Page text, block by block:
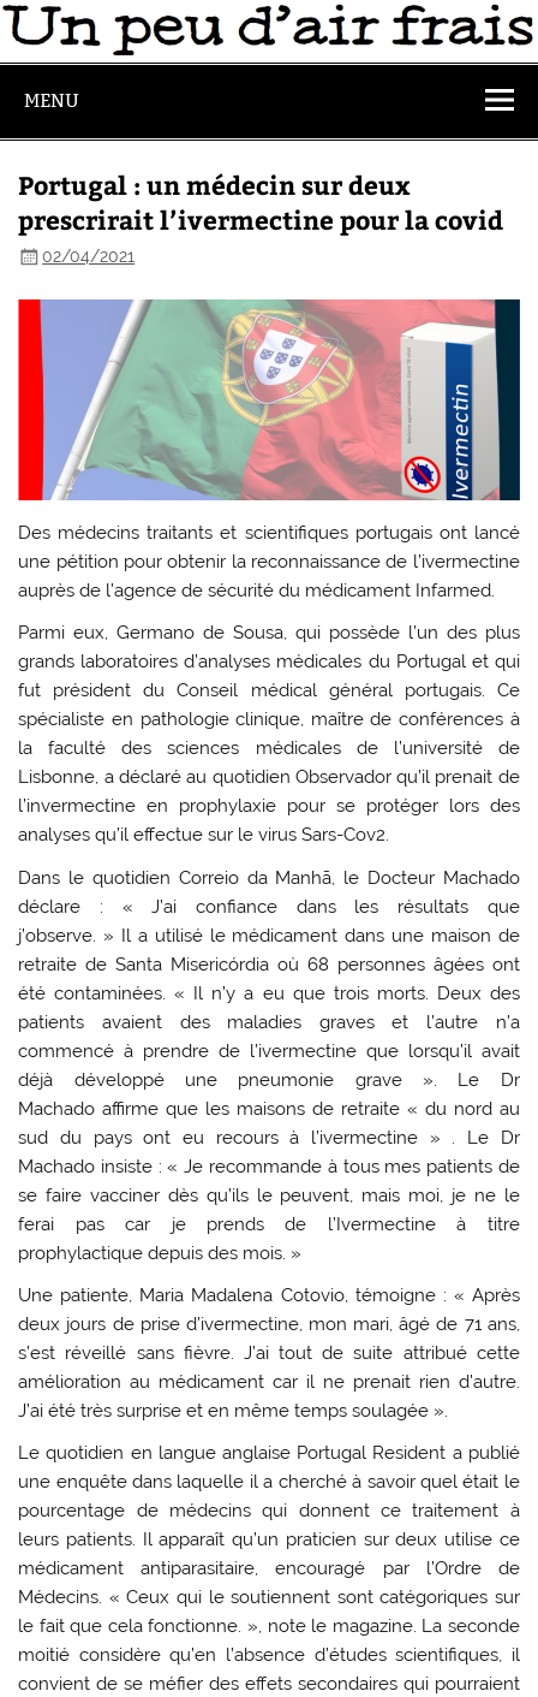
MENU
Portugal : un médecin sur deux
prescrirait l’ivermectine pour la covid
02/04/2021
Des médecins traitants et scientifiques portugais ont lancé
une pétition pour obtenir la reconnaissance de l’ivermectine
auprès de l’agence de sécurité du médicament Infarmed.
Parmi eux, Germano de Sousa, qui possède l’un des plus
grands laboratoires d’analyses médicales du Portugal et qui
fut président du Conseil médical général portugais. Ce
spécialiste en pathologie clinique, maître de conférences à
la faculté des sciences médicales de l’université de
Lisbonne, a déclaré au quotidien Observador qu’il prenait de
l’invermectine en prophylaxie pour se protéger lors des
analyses qu’il effectue sur le virus Sars-Cov2.
Dans le quotidien Correio da Manhã, le Docteur Machado
déclare : « J’ai confiance dans les résultats que
j’observe. » Il a utilisé le médicament dans une maison de
retraite de Santa Misericórdia où 68 personnes âgées ont
été contaminées. « Il n’y a eu que trois morts. Deux des
patients avaient des maladies graves et l’autre n’a
commencé à prendre de l’ivermectine que lorsqu’il avait
déjà développé une pneumonie grave ». Le Dr
Machado affirme que les maisons de retraite « du nord au
sud du pays ont eu recours à l’ivermectine » . Le Dr
Machado insiste : « Je recommande à tous mes patients de
se faire vacciner dès qu’ils le peuvent, mais moi, je ne le
ferai pas car je prends de l’Ivermectine à titre
prophylactique depuis des mois. »
Une patiente, Maria Madalena Cotovio, témoigne : « Après
deux jours de prise d’ivermectine, mon mari, âgé de 71 ans,
s’est réveillé sans fièvre. J’ai tout de suite attribué cette
amélioration au médicament car il ne prenait rien d’autre.
J’ai été très surprise et en même temps soulagée ».
Le quotidien en langue anglaise Portugal Resident a publié
une enquête dans laquelle il a cherché à savoir quel était le
pourcentage de médecins qui donnent ce traitement à
leurs patients. Il apparaît qu’un praticien sur deux utilise ce
médicament antiparasitaire, encouragé par l’Ordre de
Médecins. « Ceux qui le soutiennent sont catégoriques sur
le fait que cela fonctionne. », note le magazine. La seconde
moitié considère qu’en l’absence d’études scientifiques, il
convient de se méfier des effets secondaires qui pourraient